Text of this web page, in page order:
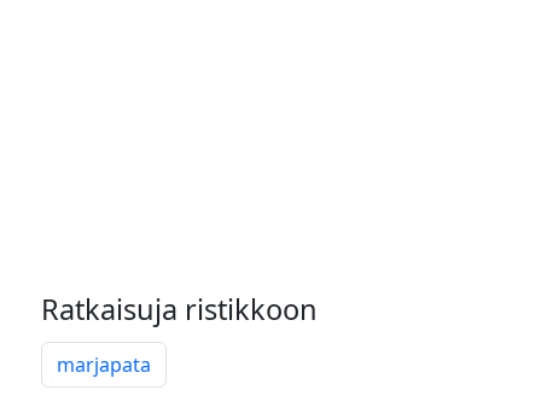
Ratkaisuja ristikkoon
marjapata